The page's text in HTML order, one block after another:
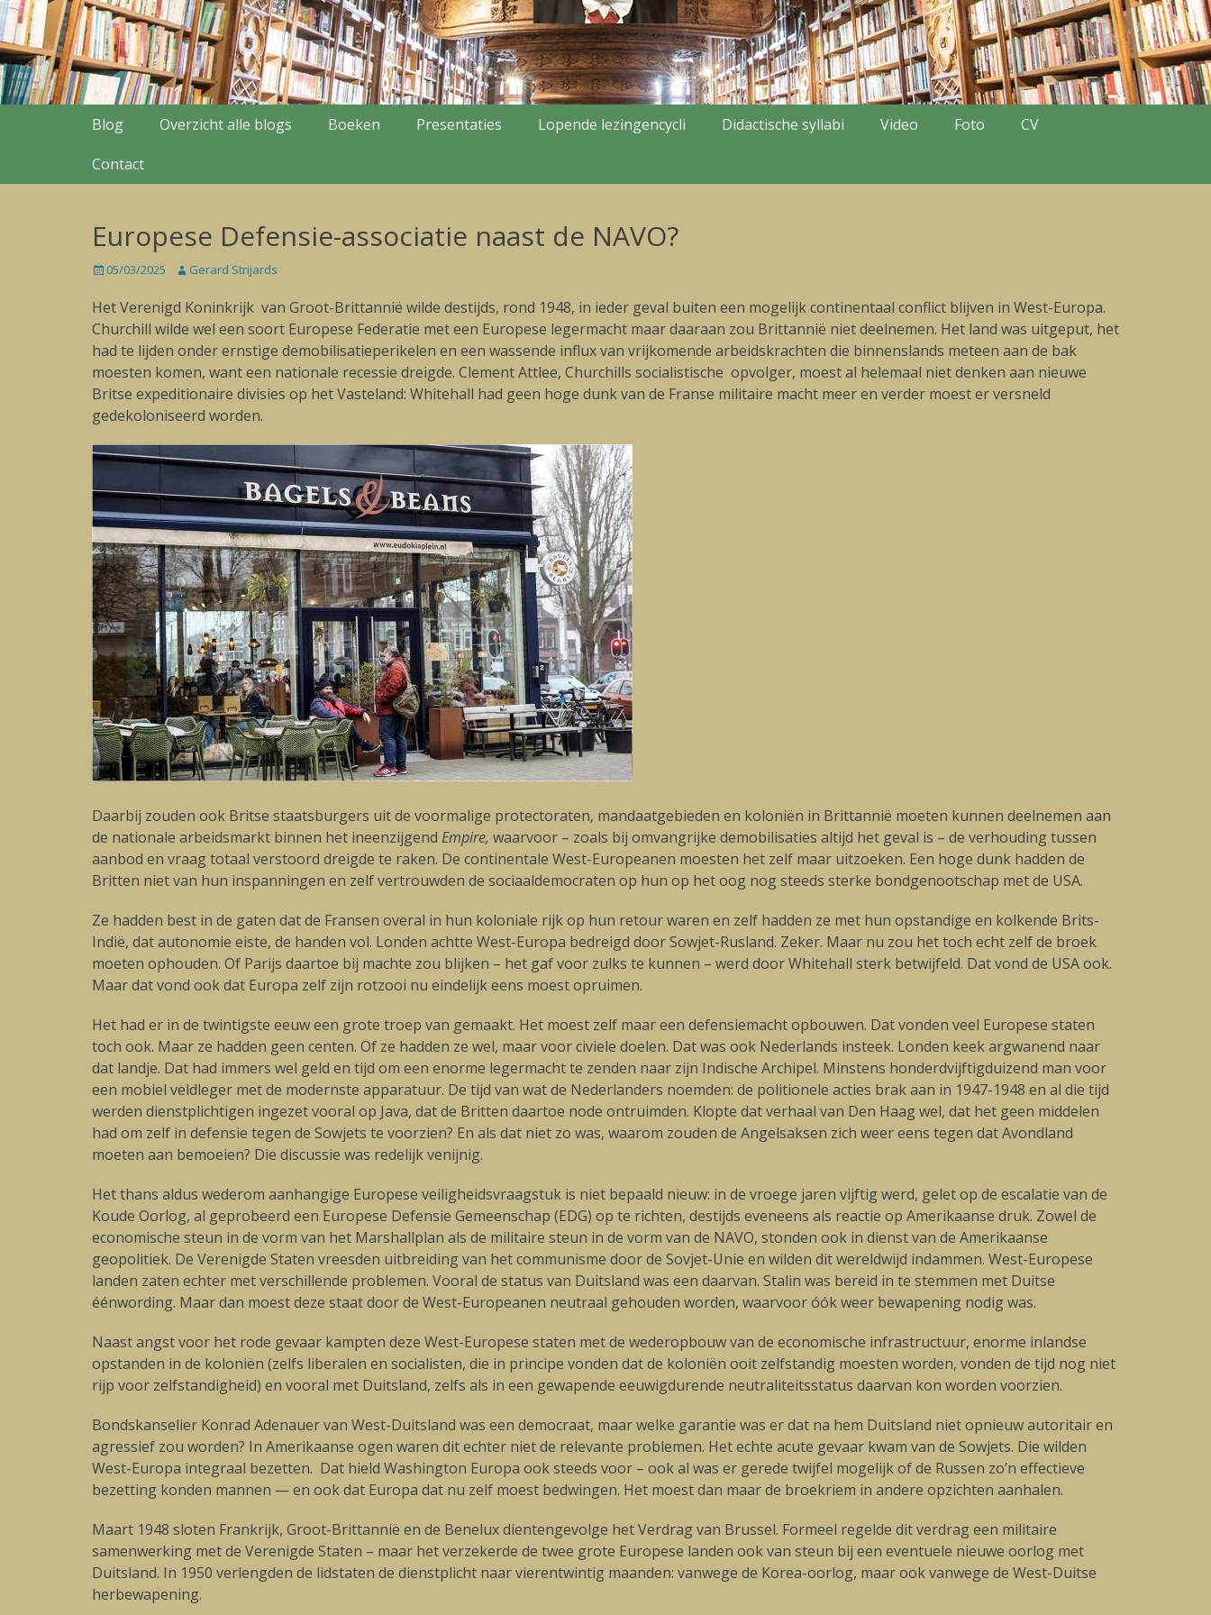
Secondary Menu
Skip
content
Blog Overzicht alle blogs Boeken Presentaties Lopende lezingencycli Didactische syllabi Video Foto
CV
Contact
Europese Defensie-associatie naast de NAVO?
Posted
05/03/2025 Author
Gerard Strijards
Het Verenigd Koninkrijk van Groot-Brittannië wilde destijds, rond 1948, in ieder geval buiten een mogelijk continentaal conflict blijven in West-Europa.
Churchill wilde wel een soort Europese Federatie met een Europese legermacht maar daaraan zou Brittannië niet deelnemen. Het land was uitgeput, het
had te lijden onder ernstige demobilisatieperikelen en een wassende influx van vrijkomende arbeidskrachten die binnenslands meteen aan de bak
moesten komen, want een nationale recessie dreigde. Clement Attlee, Churchills socialistische opvolger, moest al helemaal niet denken aan nieuwe
Britse expeditionaire divisies op het Vasteland: Whitehall had geen hoge dunk van de Franse militaire macht meer en verder moest er versneld
gedekoloniseerd worden.
Daarbij zouden ook Britse staatsburgers uit de voormalige protectoraten, mandaatgebieden en koloniën in Brittannië moeten kunnen deelnemen aan
de nationale arbeidsmarkt binnen het ineenzijgend Empire, waarvoor – zoals bij omvangrijke demobilisaties altijd het geval is – de verhouding tussen
aanbod en vraag totaal verstoord dreigde te raken. De continentale West-Europeanen moesten het zelf maar uitzoeken. Een hoge dunk hadden de
Britten niet van hun inspanningen en zelf vertrouwden de sociaaldemocraten op hun op het oog nog steeds sterke bondgenootschap met de USA.
Ze hadden best in de gaten dat de Fransen overal in hun koloniale rijk op hun retour waren en zelf hadden ze met hun opstandige en kolkende Brits-
Indië, dat autonomie eiste, de handen vol. Londen achtte West-Europa bedreigd door Sowjet-Rusland. Zeker. Maar nu zou het toch echt zelf de broek
moeten ophouden. Of Parijs daartoe bij machte zou blijken – het gaf voor zulks te kunnen – werd door Whitehall sterk betwijfeld. Dat vond de USA ook.
Maar dat vond ook dat Europa zelf zijn rotzooi nu eindelijk eens moest opruimen.
Het had er in de twintigste eeuw een grote troep van gemaakt. Het moest zelf maar een defensiemacht opbouwen. Dat vonden veel Europese staten
toch ook. Maar ze hadden geen centen. Of ze hadden ze wel, maar voor civiele doelen. Dat was ook Nederlands insteek. Londen keek argwanend naar
dat landje. Dat had immers wel geld en tijd om een enorme legermacht te zenden naar zijn Indische Archipel. Minstens honderdvijftigduizend man voor
een mobiel veldleger met de modernste apparatuur. De tijd van wat de Nederlanders noemden: de politionele acties brak aan in 1947-1948 en al die tijd
werden dienstplichtigen ingezet vooral op Java, dat de Britten daartoe node ontruimden. Klopte dat verhaal van Den Haag wel, dat het geen middelen
had om zelf in defensie tegen de Sowjets te voorzien? En als dat niet zo was, waarom zouden de Angelsaksen zich weer eens tegen dat Avondland
moeten aan bemoeien? Die discussie was redelijk venijnig.
Het thans aldus wederom aanhangige Europese veiligheidsvraagstuk is niet bepaald nieuw: in de vroege jaren vijftig werd, gelet op de escalatie van de
Koude Oorlog, al geprobeerd een Europese Defensie Gemeenschap (EDG) op te richten, destijds eveneens als reactie op Amerikaanse druk. Zowel de
economische steun in de vorm van het Marshallplan als de militaire steun in de vorm van de NAVO, stonden ook in dienst van de Amerikaanse
geopolitiek. De Verenigde Staten vreesden uitbreiding van het communisme door de Sovjet-Unie en wilden dit wereldwijd indammen. West-Europese
landen zaten echter met verschillende problemen. Vooral de status van Duitsland was een daarvan. Stalin was bereid in te stemmen met Duitse
éénwording. Maar dan moest deze staat door de West-Europeanen neutraal gehouden worden, waarvoor óók weer bewapening nodig was.
Naast angst voor het rode gevaar kampten deze West-Europese staten met de wederopbouw van de economische infrastructuur, enorme inlandse
opstanden in de koloniën (zelfs liberalen en socialisten, die in principe vonden dat de koloniën ooit zelfstandig moesten worden, vonden de tijd nog niet
rijp voor zelfstandigheid) en vooral met Duitsland, zelfs als in een gewapende eeuwigdurende neutraliteitsstatus daarvan kon worden voorzien.
Bondskanselier Konrad Adenauer van West-Duitsland was een democraat, maar welke garantie was er dat na hem Duitsland niet opnieuw autoritair en
agressief zou worden? In Amerikaanse ogen waren dit echter niet de relevante problemen. Het echte acute gevaar kwam van de Sowjets. Die wilden
West-Europa integraal bezetten. Dat hield Washington Europa ook steeds voor – ook al was er gerede twijfel mogelijk of de Russen zo’n effectieve
bezetting konden mannen — en ook dat Europa dat nu zelf moest bedwingen. Het moest dan maar de broekriem in andere opzichten aanhalen.
Maart 1948 sloten Frankrijk, Groot-Brittannië en de Benelux dientengevolge het Verdrag van Brussel. Formeel regelde dit verdrag een militaire
samenwerking met de Verenigde Staten – maar het verzekerde de twee grote Europese landen ook van steun bij een eventuele nieuwe oorlog met
Duitsland. In 1950 verlengden de lidstaten de dienstplicht naar vierentwintig maanden: vanwege de Korea-oorlog, maar ook vanwege de West-Duitse
herbewapening.